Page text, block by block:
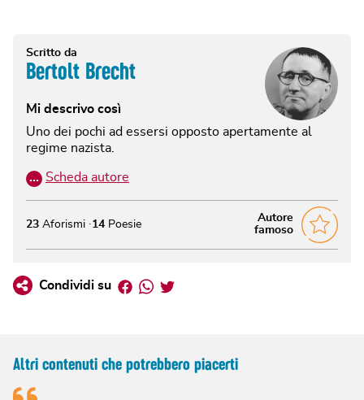
Scritto da
Bertolt Brecht
Mi descrivo così
Uno dei pochi ad essersi opposto apertamente al
regime nazista.
… Scheda autore
Autore
famoso
23 Aforismi 14 Poesie
Condividi su Facebook
Whatsapp
Twitter
Altri contenuti che potrebbero piacerti